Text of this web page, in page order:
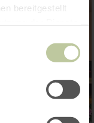
bereitgestellt